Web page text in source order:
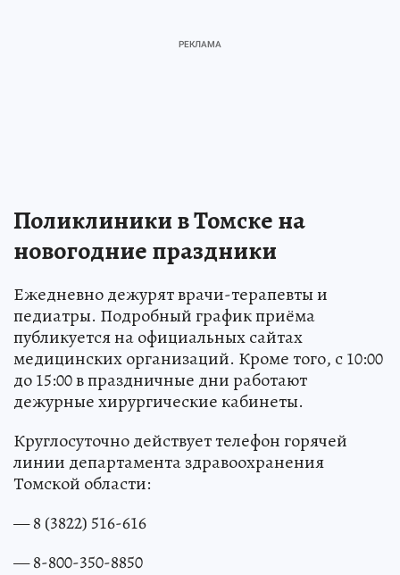
Поликлиники в Томске на
новогодние праздники
Ежедневно дежурят врачи-терапевты и
педиатры. Подробный график приёма
публикуется на официальных сайтах
медицинских организаций. Кроме того, с 10:00
до 15:00 в праздничные дни работают
дежурные хирургические кабинеты.
Круглосуточно действует телефон горячей
линии департамента здравоохранения
Томской области:
— 8 (3822) 516-616
— 8-800-350-8850